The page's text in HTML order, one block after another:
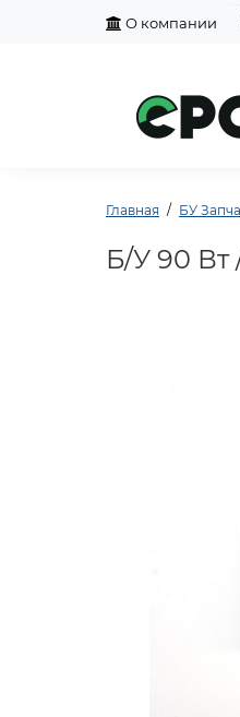
О компании
Главная БУ
Б/У 90 Вт